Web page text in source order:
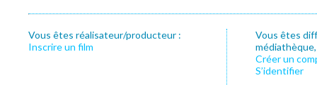
Vous êtes réalisateur/producteur :
Inscrire un film
Vous êtes
Créer un
S’identifier